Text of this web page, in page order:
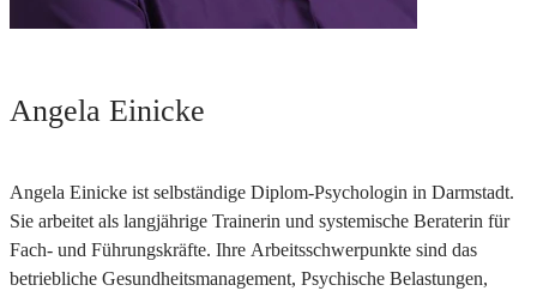
Angela Einicke
Angela Einicke ist selbständige Diplom-Psychologin in Darmstadt.
Sie arbeitet als langjährige Trainerin und systemische Beraterin für
Fach- und Führungskräfte. Ihre Arbeitsschwerpunkte sind das
betriebliche Gesundheitsmanagement, Psychische Belastungen,